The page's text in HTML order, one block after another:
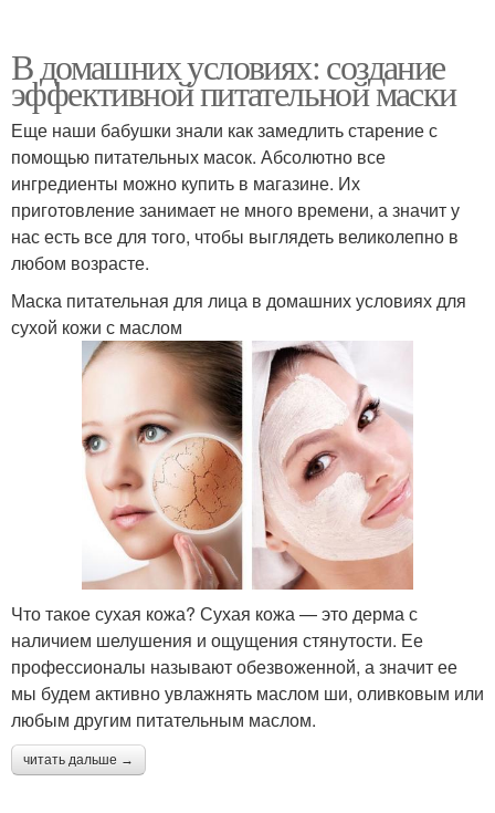
В домашних условиях: создание
эффективной питательной маски
Еще наши бабушки знали как замедлить старение с
помощью питательных масок. Абсолютно все
ингредиенты можно купить в магазине. Их
приготовление занимает не много времени, а значит у
нас есть все для того, чтобы выглядеть великолепно в
любом возрасте.
Маска питательная для лица в домашних условиях для
сухой кожи с маслом
Что такое сухая кожа? Сухая кожа — это дерма с
наличием шелушения и ощущения стянутости. Ее
профессионалы называют обезвоженной, а значит ее
мы будем активно увлажнять маслом ши, оливковым или
любым другим питательным маслом.
читать дальше →